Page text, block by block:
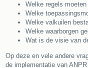
Welke regels
Welke
Welke valkuilen
Welke waarborgen
Wat is de visie van
Op deze en vele andere
de implementatie van